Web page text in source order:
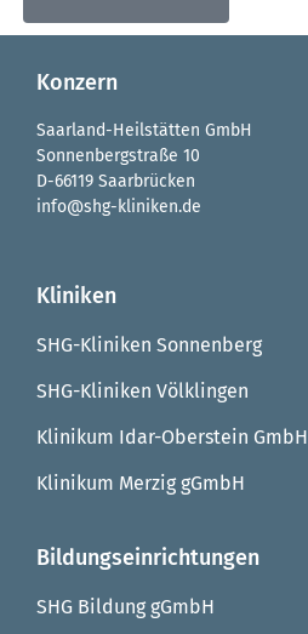
Konzern
Saarland-Heilstätten GmbH
Sonnenbergstraße 10
D-66119 Saarbrücken
info@shg-kliniken.de
Kliniken
SHG-Kliniken Sonnenberg
SHG-Kliniken Völklingen
Klinikum Idar-Oberstein GmbH
Klinikum Merzig gGmbH
Bildungseinrichtungen
SHG Bildung gGmbH